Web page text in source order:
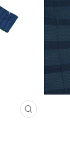
FERMER